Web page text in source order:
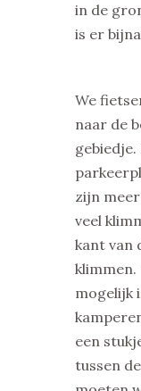
in de
is er
We
naar de
gebiedje.
zijn
veel
kant van
klimmen.
mogelijk
een
tussen